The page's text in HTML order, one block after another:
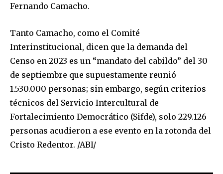
I've read and accept thePrivacy Policy.
Fernando Camacho.
Tanto Camacho, como el Comité
Interinstitucional, dicen que la demanda del
Censo en 2023 es un “mandato del cabildo” del 30
de septiembre que supuestamente reunió
1.530.000 personas; sin embargo, según criterios
técnicos del Servicio Intercultural de
Fortalecimiento Democrático (Sifde), solo 229.126
personas acudieron a ese evento en la rotonda del
Cristo Redentor. /ABI/